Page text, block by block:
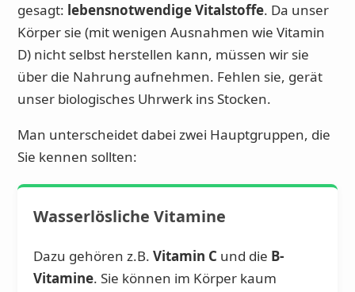
gesagt: lebensnotwendige Vitalstoffe. Da unser
Körper sie (mit wenigen Ausnahmen wie Vitamin
D) nicht selbst herstellen kann, müssen wir sie
über die Nahrung aufnehmen. Fehlen sie, gerät
unser biologisches Uhrwerk ins Stocken.
Man unterscheidet dabei zwei Hauptgruppen, die
Sie kennen sollten:
Wasserlösliche Vitamine
Dazu gehören z.B.Vitamin C und die B-
Vitamine. Sie können im Körper kaum